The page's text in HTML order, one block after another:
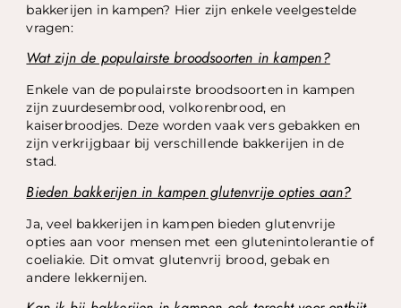
bakkerijen in kampen? Hier zijn enkele veelgestelde
vragen:
Wat zijn de populairste broodsoorten in kampen?
Enkele van de populairste broodsoorten in kampen
zijn zuurdesembrood, volkorenbrood, en
kaiserbroodjes. Deze worden vaak vers gebakken en
zijn verkrijgbaar bij verschillende bakkerijen in de
stad.
Bieden bakkerijen in kampen glutenvrije opties aan?
Ja, veel bakkerijen in kampen bieden glutenvrije
opties aan voor mensen met een glutenintolerantie of
coeliakie. Dit omvat glutenvrij brood, gebak en
andere lekkernijen.